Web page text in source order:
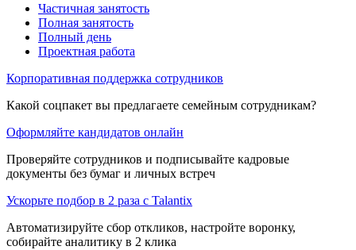
Частичная занятость
Полная занятость
Полный день
Проектная работа
Корпоративная поддержка сотрудников
Какой соцпакет вы предлагаете семейным сотрудникам?
Оформляйте кандидатов онлайн
Проверяйте сотрудников и подписывайте кадровые
документы без бумаг и личных встреч
Ускорьте подбор в 2 раза с Talantix
Автоматизируйте сбор откликов, настройте воронку,
собирайте аналитику в 2 клика